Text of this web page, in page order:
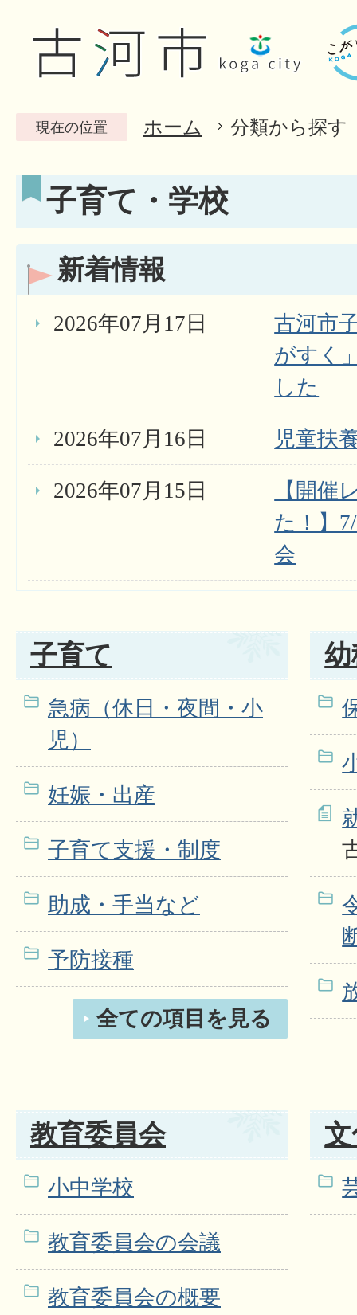
現在の位置 ホーム 分類から探す
子育て・学校
新着情報
2026年07月17日
古河市
がすく
した
2026年07月16日 児童扶
2026年07月15日
【開催
た！】
会
子育て
急病（休日・夜間・小
児）
妊娠・出産
子育て支援・制度
助成・手当など
予防接種
全ての項目を見る
教育委員会
小中学校
教育委員会の会議
教育委員会の概要